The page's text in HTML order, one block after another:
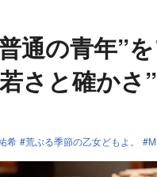
通の青年”
さと確かさ”
希 荒ぶる季節の乙女どもよ。